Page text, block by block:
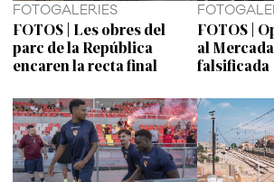
FOTOGALERIES
FOTOS | Les obres del
parc de la República
encaren la recta final
FOTOS |
al
falsificada